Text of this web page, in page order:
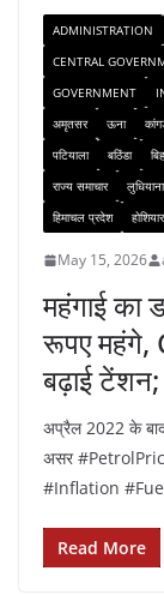
ADMINISTRATION
CENTRAL
GOVERNMENT
अमृतसर
ऊना
पटियाला
बठिंडा
राज्य समाचार
लुधियाना
हिमाचल प्रदेश
May 15, 2026
महंगाई
रूपए महंगे,
बढ़ाई
अप्रैल 2022 के बाद
असर
#Inflation
Read More